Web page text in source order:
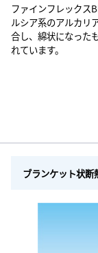
ファインフレックス
ルシア系のアルカリ
合し、綿状になった
れています。
ブランケット状断